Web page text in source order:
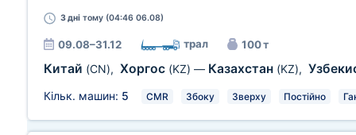
3 дні тому (04:46 06.08)
09.08–31.12 трал 100 т
Китай (CN), Хоргос (KZ) — Казахстан (KZ),
Кільк. машин: 5 CMR Збоку Зверху Постійно